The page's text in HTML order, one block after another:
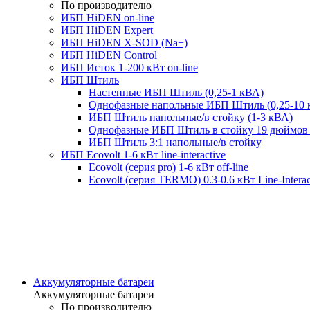
По производителю
ИБП HiDEN on-line
ИБП HiDEN Expert
ИБП HiDEN X-SOD (Na+)
ИБП HiDEN Control
ИБП Исток 1-200 кВт on-line
ИБП Штиль
Настенные ИБП Штиль (0,25-1 кВА)
Однофазные напольные ИБП Штиль (0,25-10
ИБП Штиль напольные/в стойку (1-3 кВА)
Однофазные ИБП Штиль в стойку 19
ИБП Штиль 3:1 напольные/в стойку
ИБП Ecovolt 1-6 кВт line-interactive
Ecovolt (серия pro) 1-6 кВт off-line
Ecovolt (серия TERMO) 0.3-0.6 кВт Line-
Аккумуляторные батареи
Аккумуляторные батареи
По производителю